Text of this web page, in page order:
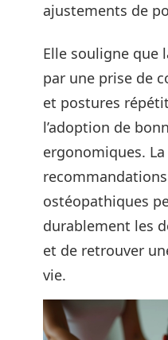
ajustements de
Elle souligne que
par une prise de
et postures
l’adoption de
ergonomiques.
ostéopathiques
durablement les
et de retrouver
vie.